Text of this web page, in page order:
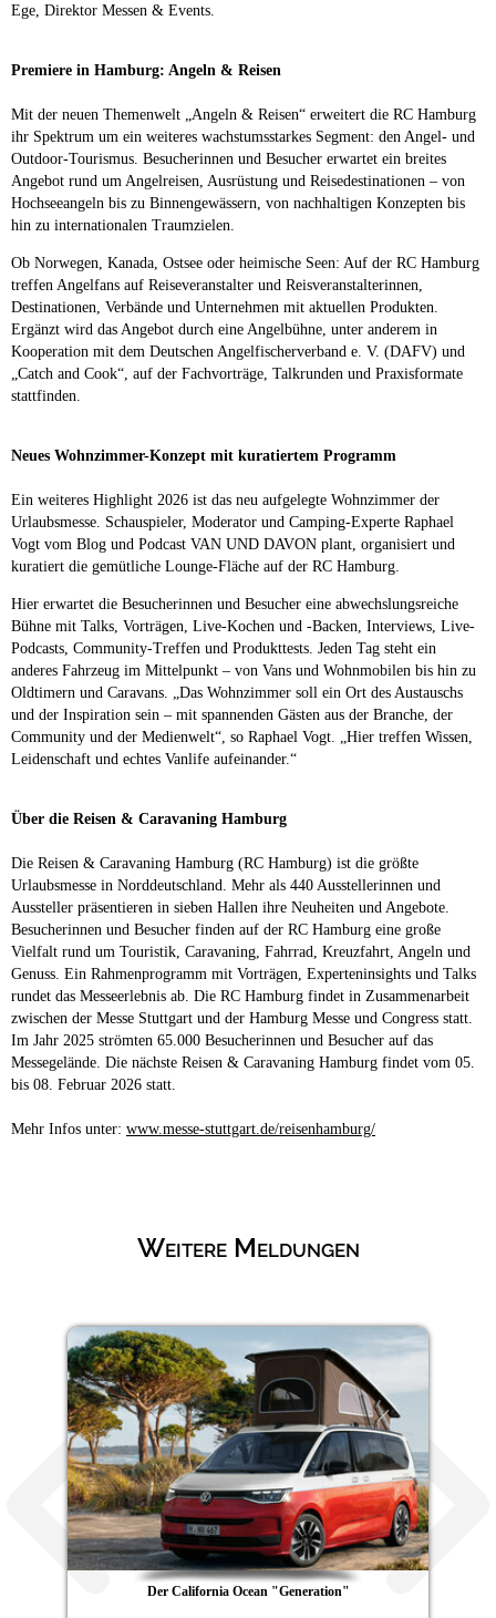
Ege, Direktor Messen & Events.
Premiere in Hamburg: Angeln & Reisen
Mit der neuen Themenwelt „Angeln & Reisen“ erweitert die RC Hamburg
ihr Spektrum um ein weiteres wachstumsstarkes Segment: den Angel- und
Outdoor-Tourismus. Besucherinnen und Besucher erwartet ein breites
Angebot rund um Angelreisen, Ausrüstung und Reisedestinationen – von
Hochseeangeln bis zu Binnengewässern, von nachhaltigen Konzepten bis
hin zu internationalen Traumzielen.
Ob Norwegen, Kanada, Ostsee oder heimische Seen: Auf der RC Hamburg
treffen Angelfans auf Reiseveranstalter und Reisveranstalterinnen,
Destinationen, Verbände und Unternehmen mit aktuellen Produkten.
Ergänzt wird das Angebot durch eine Angelbühne, unter anderem in
Kooperation mit dem Deutschen Angelfischerverband e. V. (DAFV) und
„Catch and Cook“, auf der Fachvorträge, Talkrunden und Praxisformate
stattfinden.
Neues Wohnzimmer-Konzept mit kuratiertem Programm
Ein weiteres Highlight 2026 ist das neu aufgelegte Wohnzimmer der
Urlaubsmesse. Schauspieler, Moderator und Camping-Experte Raphael
Vogt vom Blog und Podcast VAN UND DAVON plant, organisiert und
kuratiert die gemütliche Lounge-Fläche auf der RC Hamburg.
Hier erwartet die Besucherinnen und Besucher eine abwechslungsreiche
Bühne mit Talks, Vorträgen, Live-Kochen und -Backen, Interviews, Live-
Podcasts, Community-Treffen und Produkttests. Jeden Tag steht ein
anderes Fahrzeug im Mittelpunkt – von Vans und Wohnmobilen bis hin zu
Oldtimern und Caravans. „Das Wohnzimmer soll ein Ort des Austauschs
und der Inspiration sein – mit spannenden Gästen aus der Branche, der
Community und der Medienwelt“, so Raphael Vogt. „Hier treffen Wissen,
Leidenschaft und echtes Vanlife aufeinander.“
Über die Reisen & Caravaning Hamburg
Die Reisen & Caravaning Hamburg (RC Hamburg) ist die größte
Urlaubsmesse in Norddeutschland. Mehr als 440 Ausstellerinnen und
Aussteller präsentieren in sieben Hallen ihre Neuheiten und Angebote.
Besucherinnen und Besucher finden auf der RC Hamburg eine große
Vielfalt rund um Touristik, Caravaning, Fahrrad, Kreuzfahrt, Angeln und
Genuss. Ein Rahmenprogramm mit Vorträgen, Experteninsights und Talks
rundet das Messeerlebnis ab. Die RC Hamburg findet in Zusammenarbeit
zwischen der Messe Stuttgart und der Hamburg Messe und Congress statt.
Im Jahr 2025 strömten 65.000 Besucherinnen und Besucher auf das
Messegelände. Die nächste Reisen & Caravaning Hamburg findet vom 05.
bis 08. Februar 2026 statt.
Mehr Infos unter: www.messe-stuttgart.de/reisenhamburg/
Weitere Meldungen
Der California Ocean "Generation"